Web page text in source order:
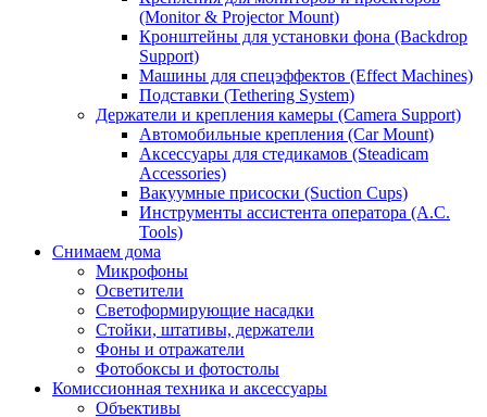
(Monitor & Projector Mount)
Кронштейны для установки фона (Backdrop
Support)
Машины для спецэффектов (Effect Machines)
Подставки (Tethering System)
Держатели и крепления камеры (Camera Support)
Автомобильные крепления (Car Mount)
Аксессуары для стедикамов (Steadicam
Accessories)
Вакуумные присоски (Suction Cups)
Инструменты ассистента оператора (A.C.
Tools)
Снимаем дома
Микрофоны
Осветители
Светоформирующие насадки
Стойки, штативы, держатели
Фоны и отражатели
Фотобоксы и фотостолы
Комиссионная техника и аксессуары
Объективы